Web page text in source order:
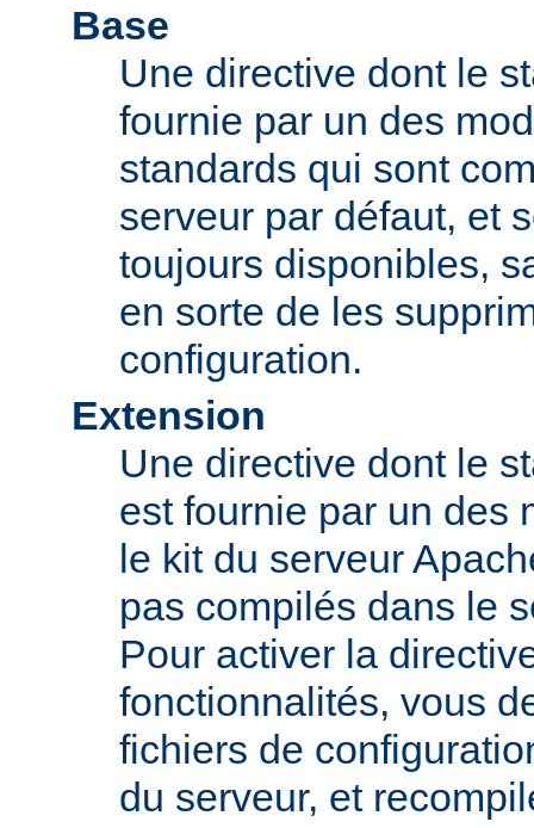
Base
Une directive dont le
fournie par un des
standards qui sont
serveur par défaut, et
toujours disponibles,
en sorte de les
configuration.
Extension
Une directive dont le
est fournie par un des
le kit du serveur
pas compilés dans le
Pour activer la
fonctionnalités, vous
fichiers de
du serveur, et